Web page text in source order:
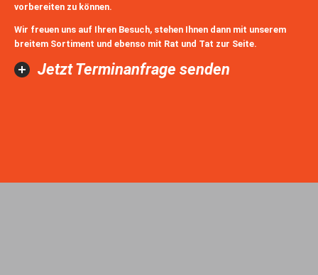
vorbereiten zu können.
Wir freuen uns auf Ihren Besuch, stehen Ihnen dann mit unserem
breitem Sortiment und ebenso mit Rat und Tat zur Seite.
Jetzt Terminanfrage senden